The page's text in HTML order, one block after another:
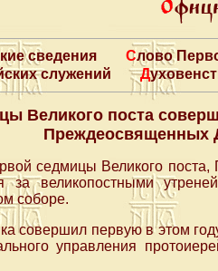
сведения Слово
служений
Великого поста
Преждеосвященных
седмицы Великого
за великопостными
соборе.
совершил первую в этом
управления